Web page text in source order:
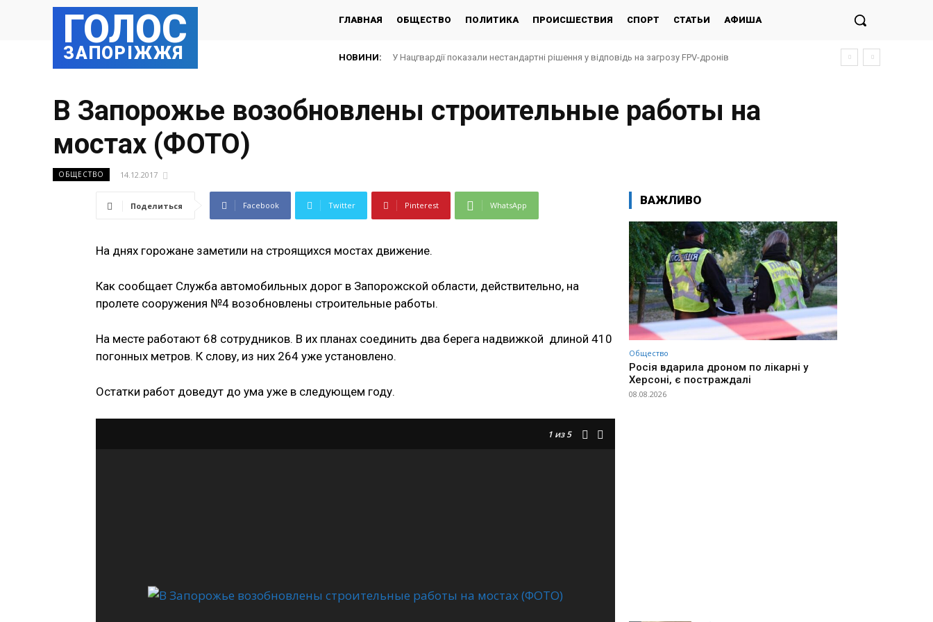
ГОЛОС
ЗАПОРІЖЖЯ
ГЛАВНАЯ ОБЩЕСТВО ПОЛИТИКА ПРОИСШЕСТВИЯ СПОРТ СТАТЬИ АФИША
НОВИНИ: У Нацгвардії показали нестандартні рішення у відповідь на загрозу FPV-дронів
Який вигляд має стадіон «Чорноморець» після російської атаки (фото, відео)
В Запорожье возобновлены строительные работы на
мостах (ФОТО)
ОБЩЕСТВО 14.12.2017
Поделиться Facebook Twitter Pinterest WhatsApp
На днях горожане заметили на строящихся мостах движение.
Как сообщает Служба автомобильных дорог в Запорожской области, действительно, на
пролете сооружения №4 возобновлены строительные работы.
На месте работают 68 сотрудников. В их планах соединить два берега надвижкой длиной 410
погонных метров. К слову, из них 264 уже установлено.
Остатки работ доведут до ума уже в следующем году.
1 из 5
ВАЖЛИВО
Общество
Росія вдарила дроном по лікарні у
Херсоні, є постраждалі
08.08.2026